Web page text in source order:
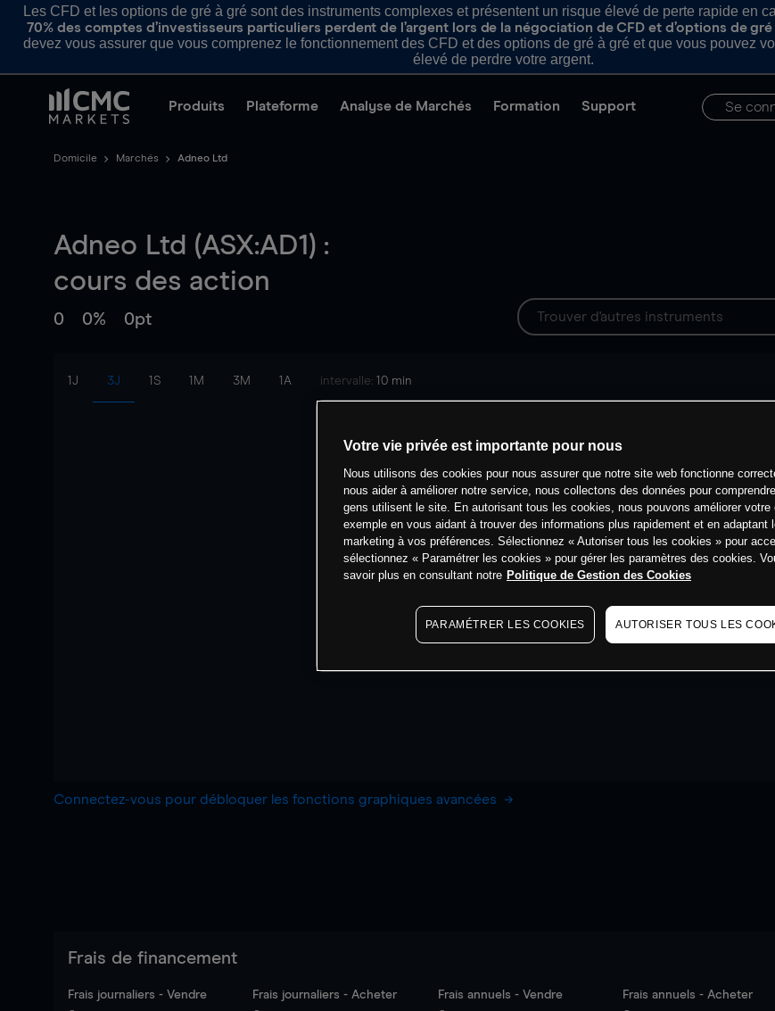
Les CFD et les options de gré à gré sont des instruments complexes et présentent un risque élevé de perte rapide en
70% des comptes d’investisseurs particuliers perdent de l’argent lors de la négociation de CFD et d’options de
devez vous assurer que vous comprenez le fonctionnement des CFD et des options de gré à gré et que vous pouvez
élevé de perdre votre argent.
Produits Plateforme Analyse de Marchés Formation Support Se
Domicile Marchés Adneo Ltd
Adneo Ltd (ASX:AD1) :
cours des action
0 0% 0pt
1J 3J 1S 1M 3M 1A intervalle: 10 min
Connectez-vous pour débloquer les fonctions graphiques avancées
Frais de financement
Frais journaliers - Vendre Frais journaliers - Acheter Frais annuels - Vendre Frais annuels - Acheter
Votre vie privée est importante pour nous
Nous utilisons des cookies pour nous assurer que notre site web fonctionne
nous aider à améliorer notre service, nous collectons des données pour
gens utilisent le site. En autorisant tous les cookies, nous pouvons améliorer votre
exemple en vous aidant à trouver des informations plus rapidement et en adaptant
marketing à vos préférences. Sélectionnez « Autoriser tous les cookies » pour
sélectionnez « Paramétrer les cookies » pour gérer les paramètres des cookies.
savoir plus en consultant notre Politique de Gestion des Cookies
PARAMÉTRER LES COOKIES AUTORISER TOUS LES